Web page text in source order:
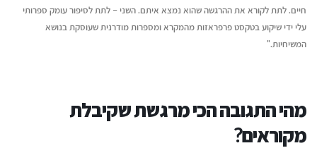
חיים. לתת לקורא את ההרגשה שהוא נמצא איתם. השני – לתת לסיפור עומק ספרותי
עלי ידי שיקוע בטקסט פרפראזות מהמקרא ומספרות מודרנית שעוסקת בנושא
המשיחיות."
מהי התגובה הכי מרגשת שקיבלת
מקוראים?